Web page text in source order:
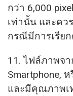
กว่า 6,000
เท่านั้น และคว
กรณีมีการเรีย
11. ไฟล์ภาพจา
Smartphone,
และมีคุณภาพเ